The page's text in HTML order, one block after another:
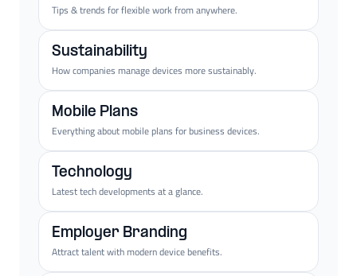
Tips & trends for flexible work from anywhere.
Sustainability
How companies manage devices more sustainably.
Mobile Plans
Everything about mobile plans for business devices.
Technology
Latest tech developments at a glance.
Employer Branding
Attract talent with modern device benefits.